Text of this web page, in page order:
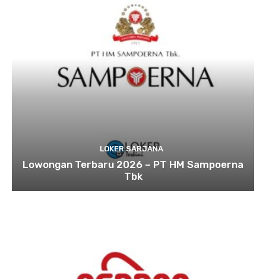
LOKER SARJANA
Lowongan Terbaru 2026 – PT HM Sampoerna
Tbk